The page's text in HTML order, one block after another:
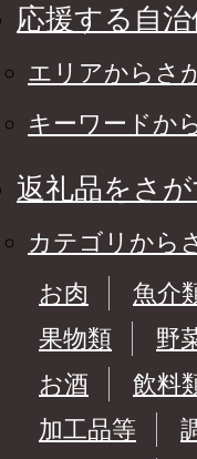
応援する自
エリアからさ
キーワードか
返礼品をさ
カテゴリから
お肉
魚介
果物類
野
お酒
飲料
加工品等